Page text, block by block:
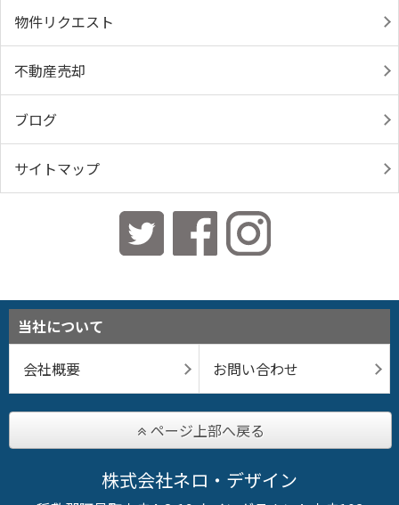
物件リクエスト
不動産売却
ブログ
サイトマップ
当社について
会社概要
お問い合わせ
ページ上部へ戻る
株式会社ネロ・デザイン